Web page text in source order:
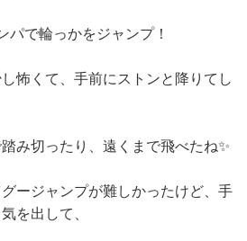
で輪っかをジャンプ！
怖くて、手前にストンと降りてし
み切ったり、遠くまで飛べたね✨
ージャンプが難しかったけど、手
を出して、